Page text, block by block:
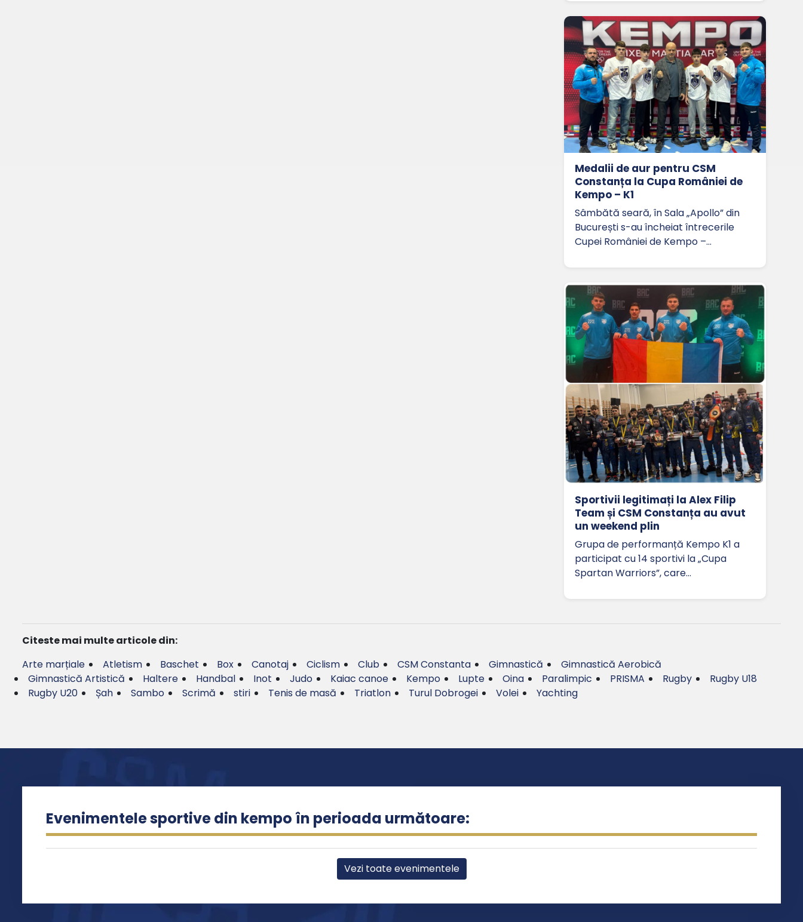
Medalii de aur pentru CSM
Constanța la Cupa României de
Kempo – K1
Sâmbătă seară, în Sala „Apollo” din
București s-au încheiat întrecerile
Cupei României de Kempo –…
Sportivii legitimați la Alex Filip
Team și CSM Constanța au avut
un weekend plin
Grupa de performanță Kempo K1 a
participat cu 14 sportivi la „Cupa
Spartan Warriors”, care…
Citeste mai multe articole din:
Arte marțiale
Atletism Baschet Box Canotaj Ciclism Club CSM Constanta Gimnastică
Gimnastică Aerobică
Gimnastică Artistică
Haltere Handbal Inot Judo Kaiac canoe Kempo Lupte Oina Paralimpic PRISMA Rugby
Rugby U18
Rugby U20
Șah Sambo Scrimă stiri Tenis de masă Triatlon Turul Dobrogei Volei Yachting
Evenimentele sportive din kempo în perioada următoare:
Vezi toate evenimentele